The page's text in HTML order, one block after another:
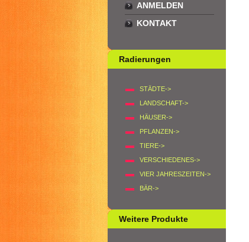
ANMELDEN
KONTAKT
Radierungen
STÄDTE->
LANDSCHAFT->
HÄUSER->
PFLANZEN->
TIERE->
VERSCHIEDENES->
VIER JAHRESZEITEN->
BÄR->
Weitere Produkte